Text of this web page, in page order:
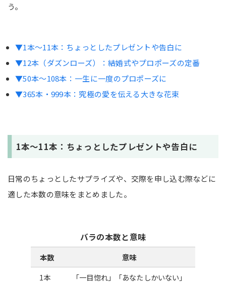
う。
▼1本〜11本：ちょっとしたプレゼントや告白に
▼12本（ダズンローズ）：結婚式やプロポーズの定番
▼50本〜108本：一生に一度のプロポーズに
▼365本・999本：究極の愛を伝える大きな花束
1本〜11本：ちょっとしたプレゼントや告白に
日常のちょっとしたサプライズや、交際を申し込む際などに
適した本数の意味をまとめました。
バラの本数と意味
本数
意味
1本
「一目惚れ」「あなたしかいない」